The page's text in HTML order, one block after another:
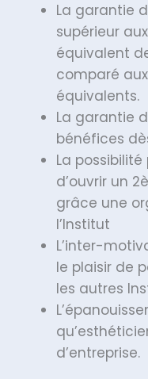
La garantie
supérieur
équivalent
comparé
équivalents.
La garantie
bénéfices
La
d’ouvrir un
grâce une
l’Institut
L’inter-
le plaisir de
les autres
d’entreprise.